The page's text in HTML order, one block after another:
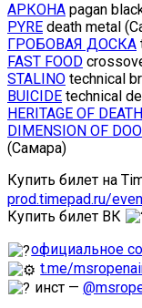
АРКОНА pagan
PYRE death metal
ГРОБОВАЯ ДОСКА
FAST FOOD
STALINO technical
BUICIDE technical
HERITAGE OF DEATH
DIMENSION OF
(Самара)
Купить билет на
prod.timepad.ru/
Купить билет ВК
официальное
t.me/
инст —